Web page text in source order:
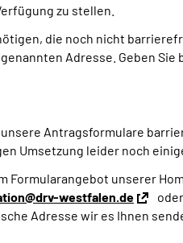
zu stellen.
die noch nicht
Adresse. Geben
Antragsformulare
Umsetzung leider noch
Formularangebot unserer
westfalen.de
Adresse wir es Ihnen